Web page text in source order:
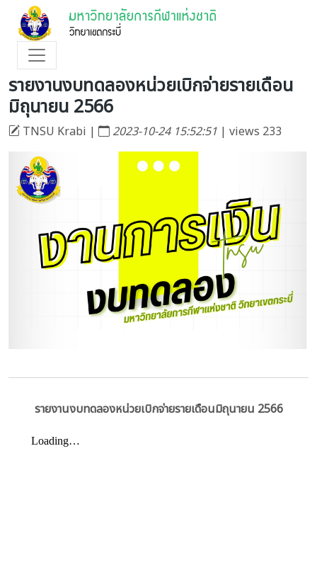
รายงานงบทดลองหน่วยเบิกจ่ายรายเดือน
มิถุนายน 2566
TNSU Krabi | 2023-10-24 15:52:51 | views 233
รายงานงบทดลองหน่วยเบิกจ่ายรายเดือนมิถุนายน 2566